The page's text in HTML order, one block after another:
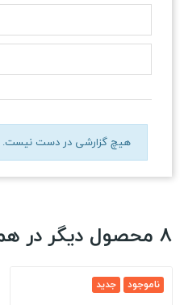
هیچ گزارشی در دست نیست.
8 محصول دیگر در همین شاخه:
جدید ناموجود